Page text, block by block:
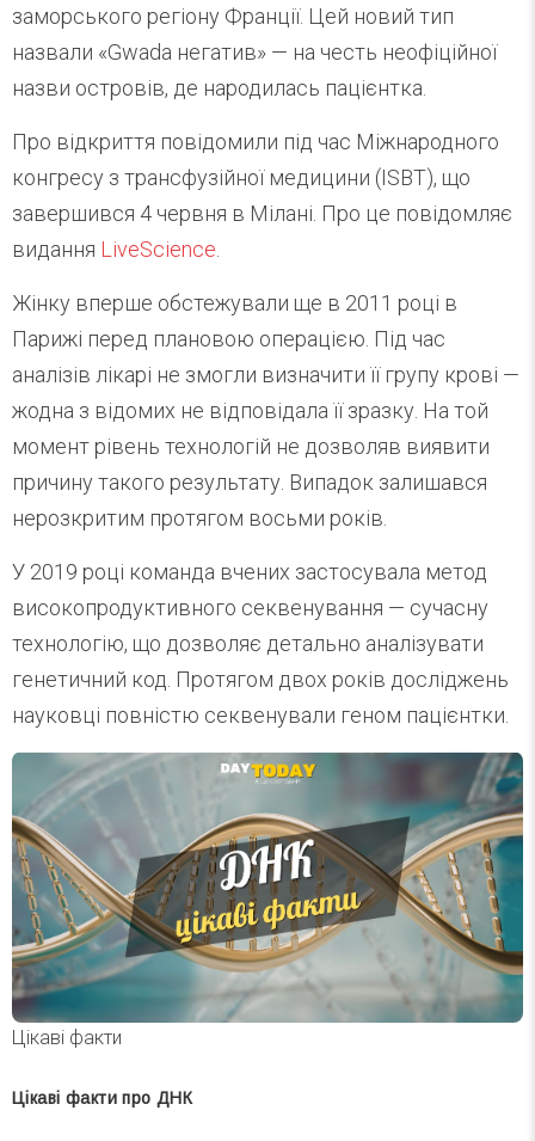
заморського регіону Франції. Цей новий тип
назвали «Gwada негатив» — на честь неофіційної
назви островів, де народилась пацієнтка.
Про відкриття повідомили під час Міжнародного
конгресу з трансфузійної медицини (ISBT), що
завершився 4 червня в Мілані. Про це повідомляє
видання LiveScience
Жінку вперше обстежували ще в 2011 році в
Парижі перед плановою операцією. Під час
аналізів лікарі не змогли визначити її групу крові —
жодна з відомих не відповідала її зразку. На той
момент рівень технологій не дозволяв виявити
причину такого результату. Випадок залишався
нерозкритим протягом восьми років.
У 2019 році команда вчених застосувала метод
високопродуктивного секвенування — сучасну
технологію, що дозволяє детально аналізувати
генетичний код. Протягом двох років досліджень
науковці повністю секвенували геном пацієнтки.
Цікаві факти
Цікаві факти про ДНК